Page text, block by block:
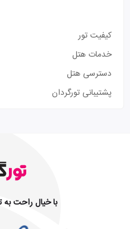
کیفیت تور
خدمات هتل
دسترسی هتل
پشتیبانی تورگردان
با خیال راحت به